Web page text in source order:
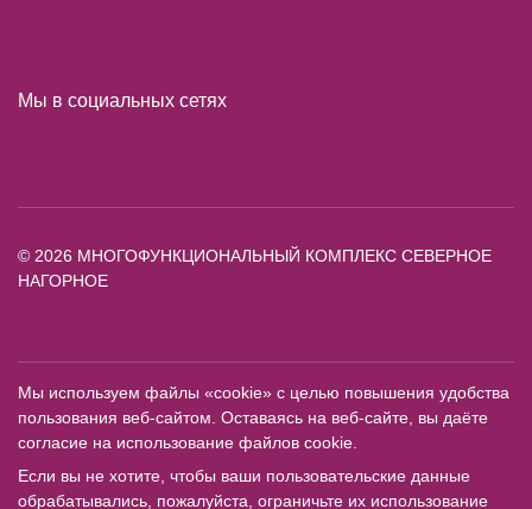
Мы в социальных сетях
© 2026 МНОГОФУНКЦИОНАЛЬНЫЙ КОМПЛЕКС СЕВЕРНОЕ
НАГОРНОЕ
Мы используем файлы «cookie» с целью повышения удобства
пользования веб-сайтом. Оставаясь на веб-сайте, вы даёте
согласие на использование файлов cookie.
Если вы не хотите, чтобы ваши пользовательские данные
обрабатывались, пожалуйста, ограничьте их использование